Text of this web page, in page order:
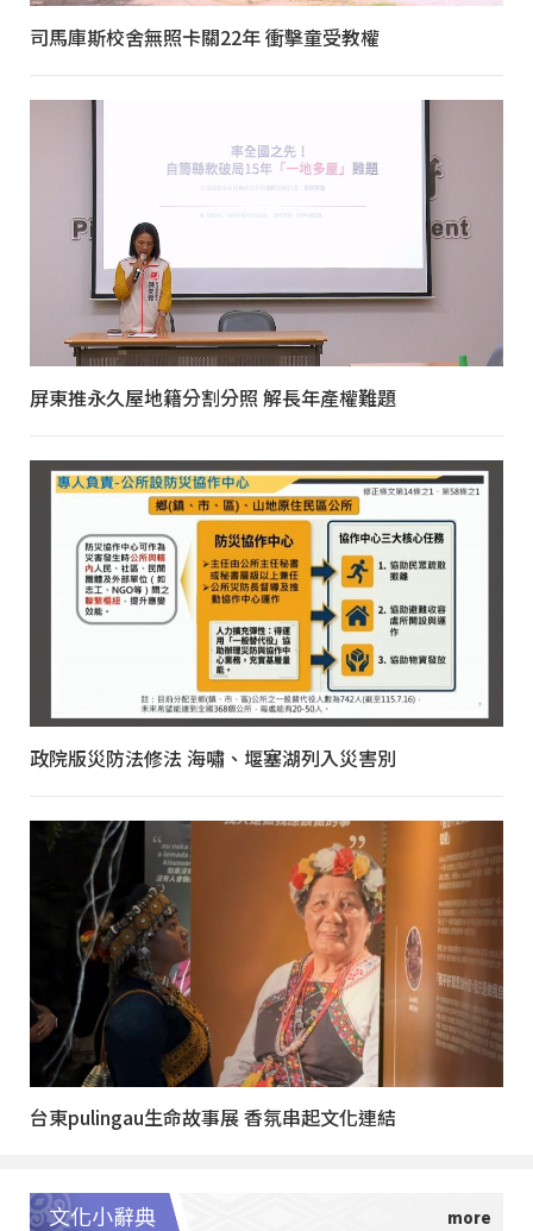
司馬庫斯校舍無照卡關22年 衝擊童受教權
屏東推永久屋地籍分割分照 解長年產權難題
政院版災防法修法 海嘯、堰塞湖列入災害別
台東pulingau生命故事展 香氛串起文化連結
文化小辭典